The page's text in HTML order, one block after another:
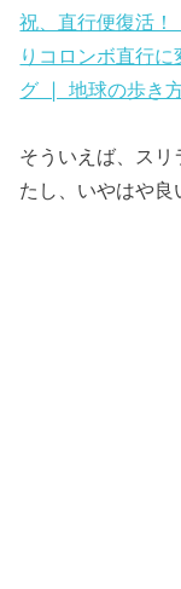
祝、直行便復活
りコロンボ直行
グ | 地球の歩き
そういえば、ス
たし、いやはや